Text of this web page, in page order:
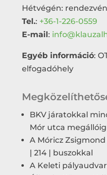
Hétvégén:
Tel.: +36-1-226-0559
E-mail:
Egyéb információ:
elfogadóhely
BKV járatokkal
Mór utca megállóig
A Móricz Zsigmond
| 214 | buszokkal
A Keleti